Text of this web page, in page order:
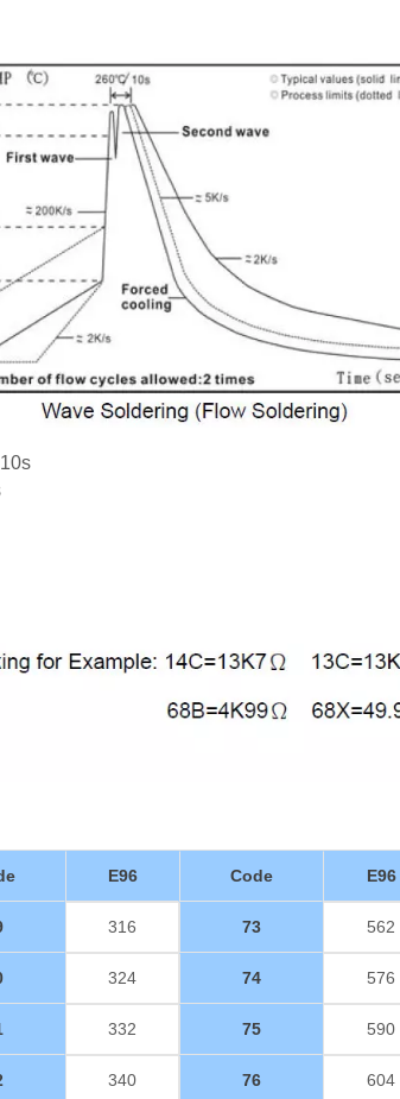
E96 Code E96
316 73 562
324 74 576
332 75 590
340 76 604